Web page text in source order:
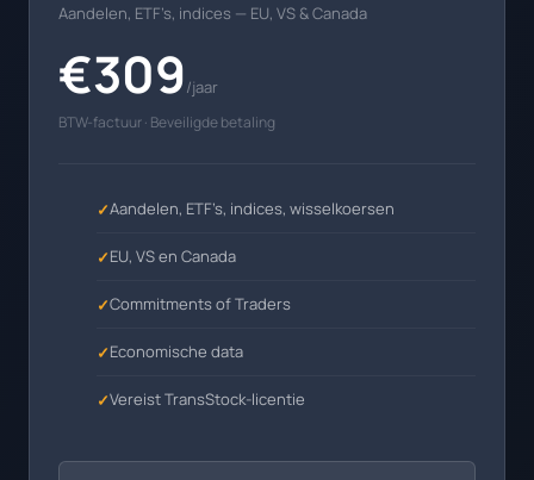
Aandelen, ETF’s, indices — EU, VS & Canada
€309/jaar
BTW-factuur · Beveiligde betaling
Aandelen, ETF’s, indices, wisselkoersen
EU, VS en Canada
Commitments of Traders
Economische data
Vereist TransStock-licentie